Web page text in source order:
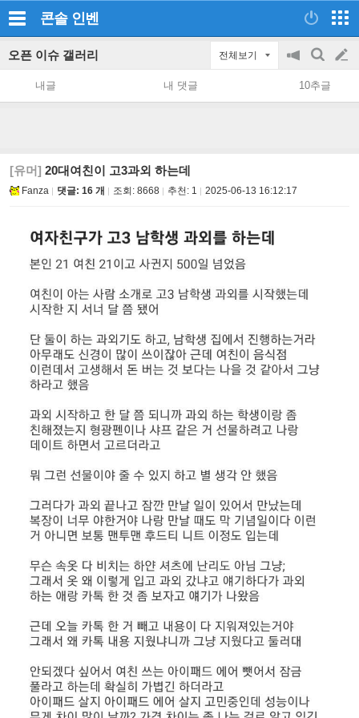
콘솔 인벤
오픈 이슈 갤러리 전체보기
공
지
on/off
검
색
글
쓰
내글 내 댓글 10추글
[유머] 20대여친이 고3과외 하는데
Fanza 댓글: 16 개 조회: 8668 추천: 1 2025-06-13 16:12:17